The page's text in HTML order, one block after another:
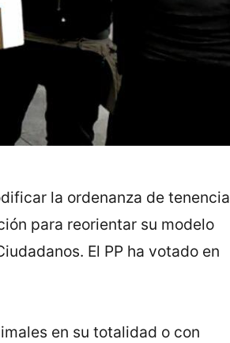
la ordenanza de tenencia
para reorientar su modelo
El PP ha votado en
en su totalidad o con